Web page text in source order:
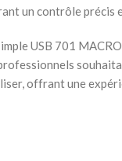
un contrôle précis
USB 701
offrant une